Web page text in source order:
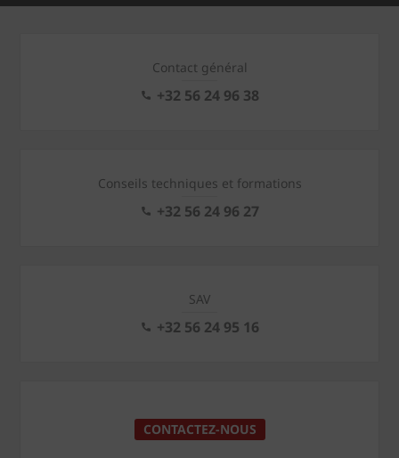
Contact général
+32 56 24 96 38
Conseils techniques et formations
+32 56 24 96 27
SAV
+32 56 24 95 16
CONTACTEZ-NOUS